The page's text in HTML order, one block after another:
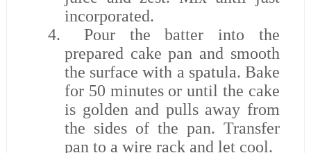
incorporated.
4.
Pour the batter into the
prepared cake pan and smooth
the surface with a spatula. Bake
for 50 minutes or until the cake
is golden and pulls away from
the sides of the pan. Transfer
pan to a wire rack and let cool.